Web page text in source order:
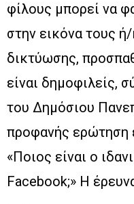
φίλους μπορεί να
στην εικόνα τους
δικτύωσης,
είναι δημοφιλείς,
του Δημόσιου
προφανής ερώτηση
«Ποιος είναι ο
Facebook;» Η